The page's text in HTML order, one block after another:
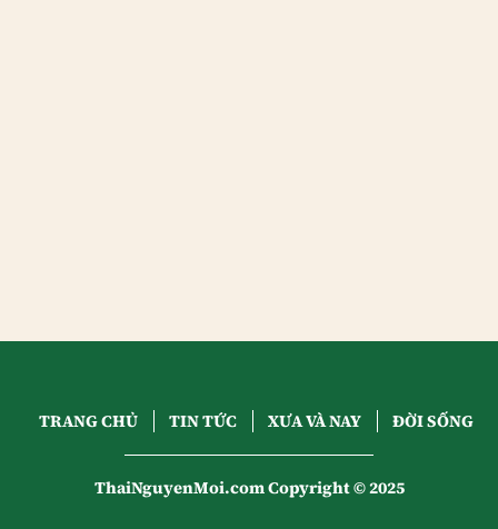
TRANG CHỦ TIN TỨC XƯA VÀ NAY ĐỜI SỐNG
ThaiNguyenMoi.com Copyright © 2025